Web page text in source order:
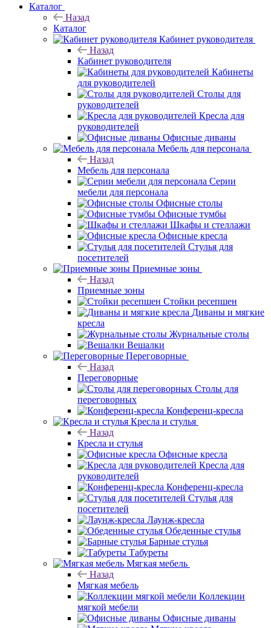
Каталог
Назад
Каталог
Кабинет руководителя
Назад
Кабинет руководителя
Кабинеты
для руководителей
Столы для
руководителей
Кресла для
руководителей
Офисные диваны
Мебель для персонала
Назад
Мебель для персонала
Серии
мебели для персонала
Офисные столы
Офисные тумбы
Шкафы и стеллажи
Офисные кресла
Стулья для
посетителей
Приемные зоны
Назад
Приемные зоны
Стойки ресепшен
Диваны и мягкие
кресла
Журнальные столы
Вешалки
Переговорные
Назад
Переговорные
Столы для
переговорных
Конференц-кресла
Кресла и стулья
Назад
Кресла и стулья
Офисные кресла
Кресла для
руководителей
Конференц-кресла
Стулья для
посетителей
Лаунж-кресла
Обеденные стулья
Барные стулья
Табуреты
Мягкая мебель
Назад
Мягкая мебель
Коллекции
мягкой мебели
Офисные диваны